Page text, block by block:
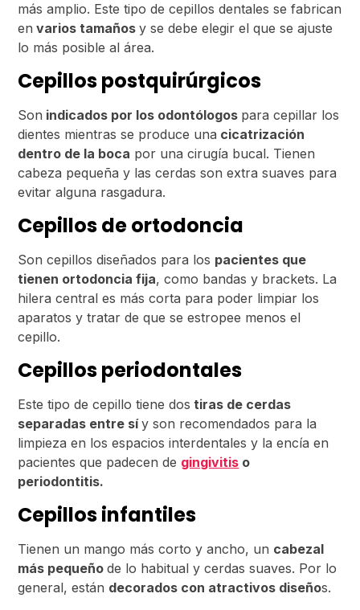
más amplio. Este tipo de cepillos dentales se fabrican
en varios tamañosy se debe elegir el que se ajuste
lo más posible al área.
Cepillos postquirúrgicos
Son indicados por los odontólogos para cepillar los
dientes mientras se produce una cicatrización
dentro de la boca por una cirugía bucal. Tienen
cabeza pequeña y las cerdas son extra suaves para
evitar alguna rasgadura.
Cepillos de ortodoncia
Son cepillos diseñados para los pacientes que
tienen ortodoncia fija, como bandas y brackets. La
hilera central es más corta para poder limpiar los
aparatos y tratar de que se estropee menos el
cepillo.
Cepillos periodontales
Este tipo de cepillo tiene dos tiras de cerdas
separadas entre síy son recomendados para la
limpieza en los espacios interdentales y la encía en
pacientes que padecen de gingivitis o
periodontitis.
Cepillos infantiles
Tienen un mango más corto y ancho, un cabezal
más pequeñode lo habitual y cerdas suaves. Por lo
general, están decorados con atractivos diseños.